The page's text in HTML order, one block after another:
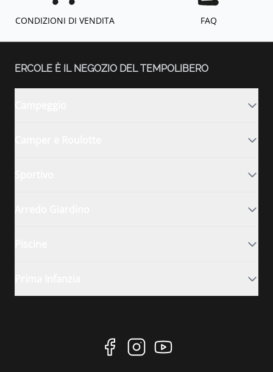
CONDIZIONI DI VENDITA FAQ
ERCOLE È IL NEGOZIO DEL TEMPOLIBERO